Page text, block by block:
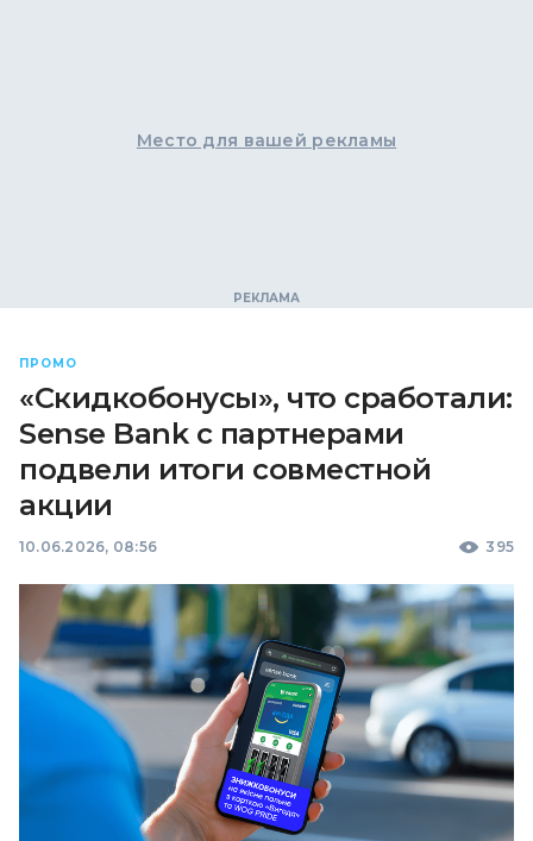
Место для вашей рекламы
ПРОМО
«Скидкобонусы», что сработали:
Sense Bank с партнерами
подвели итоги совместной
акции
10.06.2026, 08:56 395